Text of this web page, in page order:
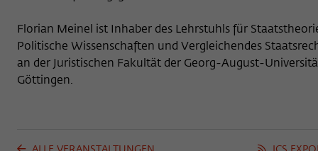
Florian Meinel ist Inhaber des Lehrstuhls für
Politische Wissenschaften und Vergleichendes
an der Juristischen Fakultät der Georg-August-
Göttingen.
Zweck
Dieses kurzlebige Cookie wird dazu
verwendet, vorübergehend Daten über den
aktuellen Aufenthalt des Besuchs auf der